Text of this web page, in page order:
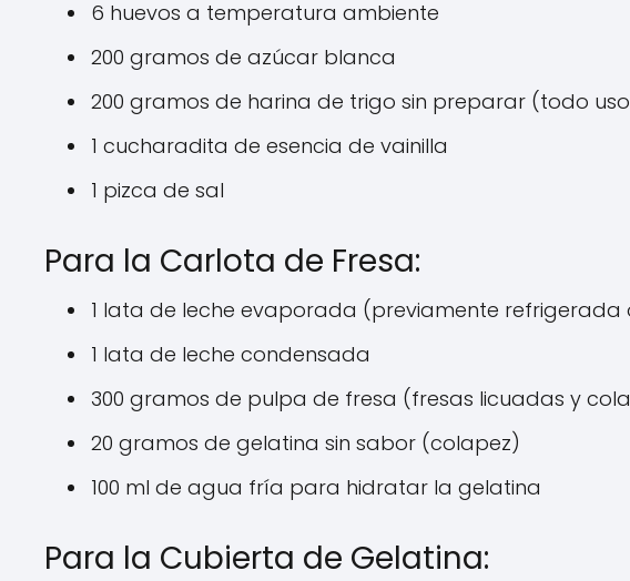
6 huevos a temperatura ambiente
200 gramos de azúcar blanca
200 gramos de harina de trigo sin preparar (todo
1 cucharadita de esencia de vainilla
1 pizca de sal
Para la Carlota de Fresa:
1 lata de leche evaporada (previamente
1 lata de leche condensada
300 gramos de pulpa de fresa (fresas licuadas y
20 gramos de gelatina sin sabor (colapez)
100 ml de agua fría para hidratar la gelatina
Para la Cubierta de Gelatina: